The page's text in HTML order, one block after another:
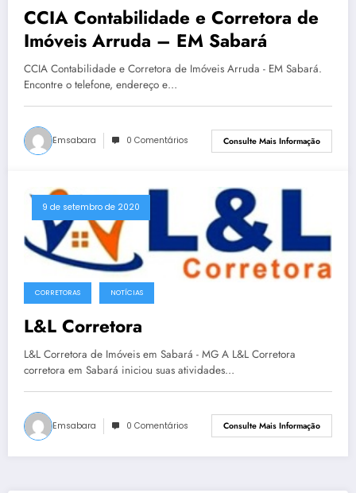
CCIA Contabilidade e Corretora de
Imóveis Arruda – EM Sabará
CCIA Contabilidade e Corretora de Imóveis Arruda - EM Sabará.
Encontre o telefone, endereço e…
Emsabara 0 Comentários Consulte Mais Informação
9 de setembro de 2020
CORRETORAS NOTÍCIAS
L&L Corretora
L&L Corretora de Imóveis em Sabará - MG A L&L Corretora
corretora em Sabará iniciou suas atividades…
Emsabara 0 Comentários Consulte Mais Informação